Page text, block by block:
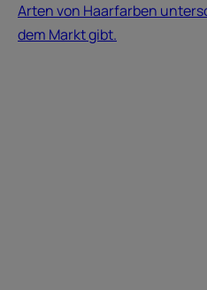
Arten von Haarfarben
dem Markt gibt.